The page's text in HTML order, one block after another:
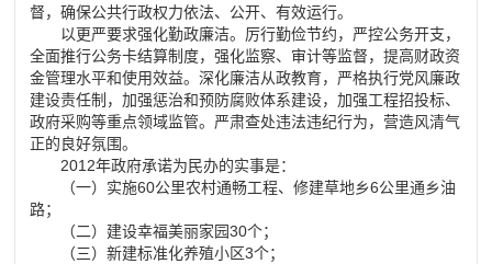
督，确保公共行政权力依法、公开、有效运行。
以更严要求强化勤政廉洁。厉行勤俭节约，严控公务开支，
全面推行公务卡结算制度，强化监察、审计等监督，提高财政资
金管理水平和使用效益。深化廉洁从政教育，严格执行党风廉政
建设责任制，加强惩治和预防腐败体系建设，加强工程招投标、
政府采购等重点领域监管。严肃查处违法违纪行为，营造风清气
正的良好氛围。
2012年政府承诺为民办的实事是：
（一）实施60公里农村通畅工程、修建草地乡6公里通乡油
路；
（二）建设幸福美丽家园30个；
（三）新建标准化养殖小区3个；